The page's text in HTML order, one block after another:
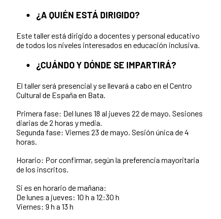
¿A QUIÉN ESTÁ DIRIGIDO?
Este taller está dirigido a docentes y personal educativo
de todos los niveles interesados en educación inclusiva.
¿CUÁNDO Y DÓNDE SE IMPARTIRÁ?
El taller será presencial y se llevará a cabo en el Centro
Cultural de España en Bata.
Primera fase: Del lunes 18 al jueves 22 de mayo. Sesiones
diarias de 2 horas y media.
Segunda fase: Viernes 23 de mayo. Sesión única de 4
horas.
Horario: Por confirmar, según la preferencia mayoritaria
de los inscritos.
Si es en horario de mañana:
De lunes a jueves: 10 h a 12:30 h
Viernes: 9 h a 13 h